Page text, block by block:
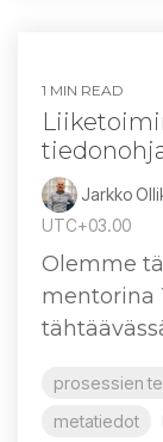
1 MIN READ
Jarkko
UTC+03.00
Olemme
mentorina
prosessien
metatiedot